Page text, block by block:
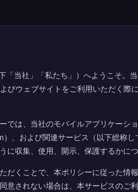
「当社」「私たち」）へようこそ。
びウェブサイトをご利用いただく際
では、当社のモバイルアプリケーシ
、および関連サービス（以下総称し
に収集、使用、開示、保護するかに
だくことで、本ポリシーに従った情
意されない場合は、本サービスのご